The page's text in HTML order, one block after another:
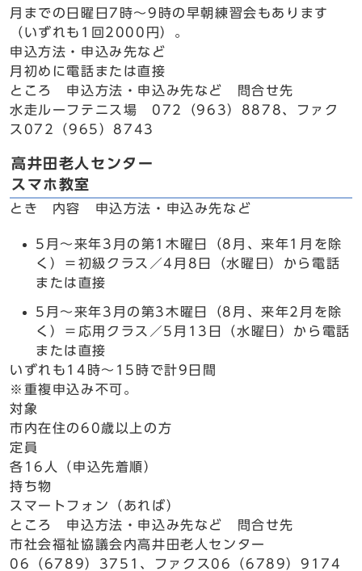
月までの日曜日7時～9時の早朝練習会もあります
（いずれも1回2000円）。
申込方法・申込み先など
月初めに電話または直接
ところ 申込方法・申込み先など 問合せ先
水走ルーフテニス場 072（963）8878、ファク
ス072（965）8743
高井田老人センター
スマホ教室
とき 内容 申込方法・申込み先など
5月～来年3月の第1木曜日（8月、来年1月を除
く）＝初級クラス／4月8日（水曜日）から電話
または直接
5月～来年3月の第3木曜日（8月、来年2月を除
く）＝応用クラス／5月13日（水曜日）から電話
または直接
いずれも14時～15時で計9日間
※重複申込み不可。
対象
市内在住の60歳以上の方
定員
各16人（申込先着順）
持ち物
スマートフォン（あれば）
ところ 申込方法・申込み先など 問合せ先
市社会福祉協議会内高井田老人センター
06（6789）3751、ファクス06（6789）9174